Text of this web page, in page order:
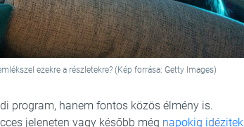
ezekre a részletekre? (Kép forrása: Getty Images)
program, hanem fontos közös élmény is.
jeleneten vagy később még napokig idézitek